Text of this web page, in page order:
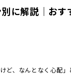
に解説｜おす
ど、なんとなく心配